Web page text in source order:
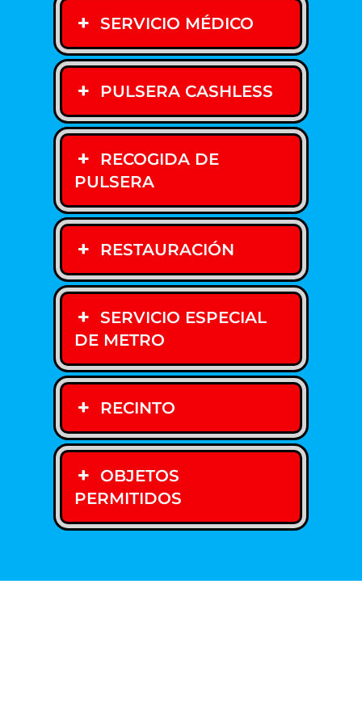
SERVICIO MÉDICO
PULSERA CASHLESS
RECOGIDA DE
PULSERA
RESTAURACIÓN
SERVICIO ESPECIAL
DE METRO
RECINTO
OBJETOS
PERMITIDOS